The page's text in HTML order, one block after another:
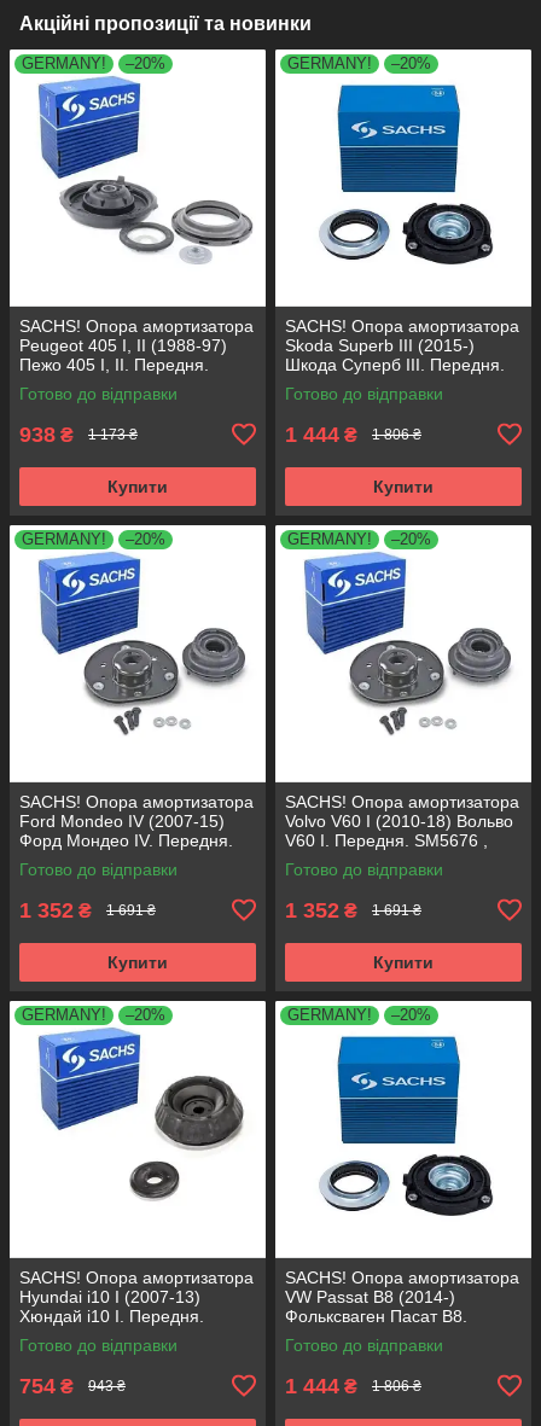
Акційні пропозиції та новинки
GERMANY! –20%
SACHS! Опора амортизатора
Peugeot 405 I, II (1988-97)
Пежо 405 I, II. Передня.
SM1553 , 803023 , KB659.36 ,
VKDA35336
Готово до відправки
938 ₴ 1 173 ₴
Купити
GERMANY! –20%
SACHS! Опора амортизатора
Skoda Superb III (2015-)
Шкода Суперб III. Передня.
803024 , KB657.27 ,
VKDA35167
Готово до відправки
1 444 ₴ 1 806 ₴
Купити
GERMANY! –20%
SACHS! Опора амортизатора
Ford Mondeo IV (2007-15)
Форд Мондео IV. Передня.
SM5676 , 803053 , KB652.30
Готово до відправки
1 352 ₴ 1 691 ₴
Купити
GERMANY! –20%
SACHS! Опора амортизатора
Volvo V60 I (2010-18) Вольво
V60 I. Передня. SM5676 ,
803053 , KB652.30
Готово до відправки
1 352 ₴ 1 691 ₴
Купити
GERMANY! –20%
SACHS! Опора амортизатора
Hyundai i10 I (2007-13)
Хюндай i10 I. Передня.
SM5818 , 801063 , KB689.27 ,
VKDA88511
Готово до відправки
754 ₴ 943 ₴
GERMANY! –20%
SACHS! Опора амортизатора
VW Passat B8 (2014-)
Фольксваген Пасат B8.
Передня. 803024 , KB657.27 ,
VKDA35167
Готово до відправки
1 444 ₴ 1 806 ₴